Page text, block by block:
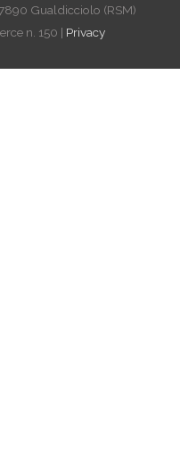
Gualdicciolo (RSM)
n. 150 | Privacy